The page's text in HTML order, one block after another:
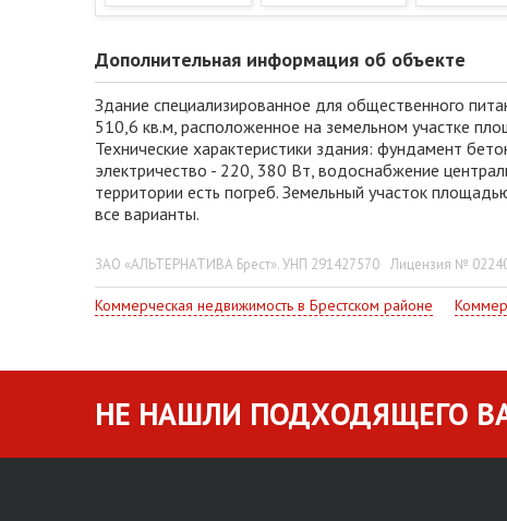
Дополнительная информация об объекте
Здание специализированное для общественного
510,6 кв.м, расположенное на земельном участке
Технические характеристики здания: фундамент
электричество - 220, 380 Вт, водоснабжение
территории есть погреб. Земельный участок
все варианты.
ЗАО «АЛЬТЕРНАТИВА Брест». УНП 291427570 Лицензия №
Коммерческая недвижимость в Брестском районе
НЕ НАШЛИ ПОДХОДЯЩЕГО